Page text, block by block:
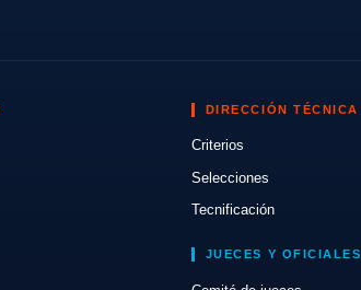
DIRECCIÓN TÉCNICA
Criterios
Selecciones
Tecnificación
JUECES Y OFICIALES